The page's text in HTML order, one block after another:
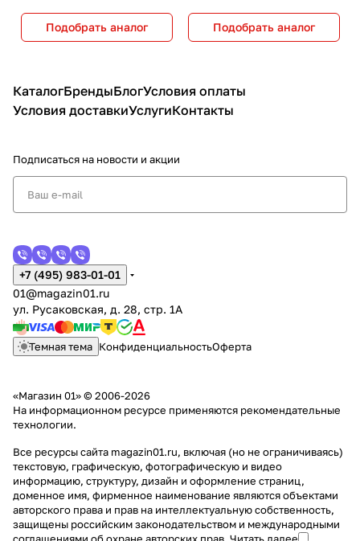
Подобрать аналог Подобрать аналог
КаталогБрендыБлогУсловия оплаты
Условия доставкиУслугиКонтакты
Подписаться на новости и акции
+7 (495) 983-01-01
01@magazin01.ru
ул. Русаковская, д. 28, стр. 1А
Темная тема КонфиденциальностьОферта
«Магазин 01» © 2006-2026
На информационном ресурсе применяются рекомендательные
технологии.
Все ресурсы сайта magazin01.ru, включая (но не ограничиваясь)
текстовую, графическую, фотографическую и видео
информацию, структуру, дизайн и оформление страниц,
доменное имя, фирменное наименование являются объектами
авторского права и прав на интеллектуальную собственность,
защищены российским законодательством и международными